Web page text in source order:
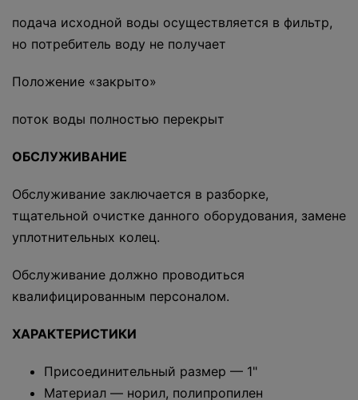
подача исходной воды осуществляется в фильтр,
но потребитель воду не получает
Положение «закрыто»
поток воды полностью перекрыт
ОБСЛУЖИВАНИЕ
Обслуживание заключается в разборке,
тщательной очистке данного оборудования, замене
уплотнительных колец.
Обслуживание должно проводиться
квалифицированным персоналом.
ХАРАКТЕРИСТИКИ
Присоединительный размер — 1"
Материал — норил, полипропилен